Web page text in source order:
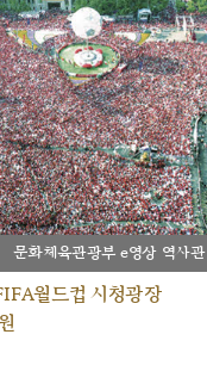
문화체육관광부 e영상 역사관
월드컵 시청광장